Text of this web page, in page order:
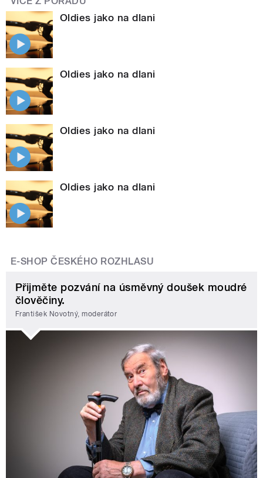
Oldies jako na dlani
Oldies jako na dlani
Oldies jako na dlani
Oldies jako na dlani
E-SHOP ČESKÉHO ROZHLASU
Přijměte pozvání na úsměvný doušek moudré
člověčiny.
František Novotný, moderátor